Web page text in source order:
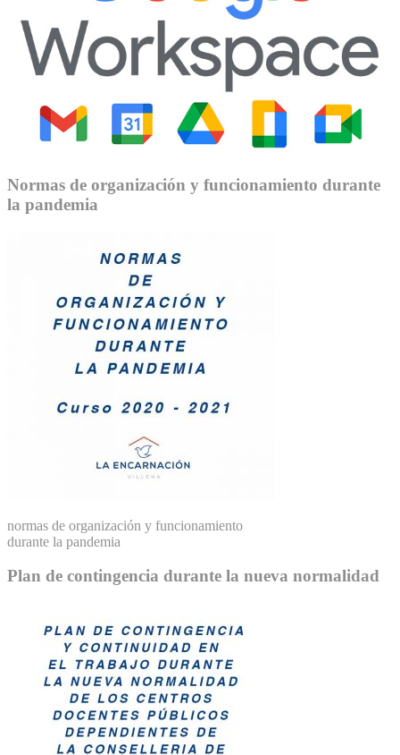
Normas de organización y funcionamiento durante
la pandemia
normas de organización y funcionamiento
durante la pandemia
Plan de contingencia durante la nueva normalidad